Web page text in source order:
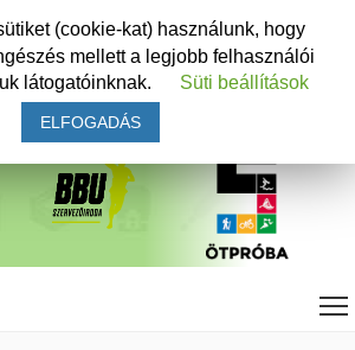
(cookie-kat) használunk, hogy
mellett a legjobb felhasználói
látogatóinknak.
Süti beállítások
ELFOGADÁS